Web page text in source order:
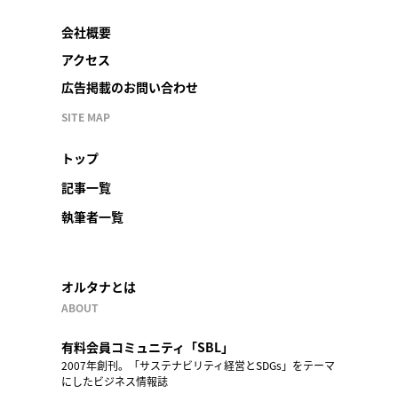
会社概要
アクセス
広告掲載のお問い合わせ
SITE MAP
トップ
記事一覧
執筆者一覧
オルタナとは
ABOUT
有料会員コミュニティ「SBL」
2007年創刊。「サステナビリティ経営とSDGs」をテーマ
にしたビジネス情報誌